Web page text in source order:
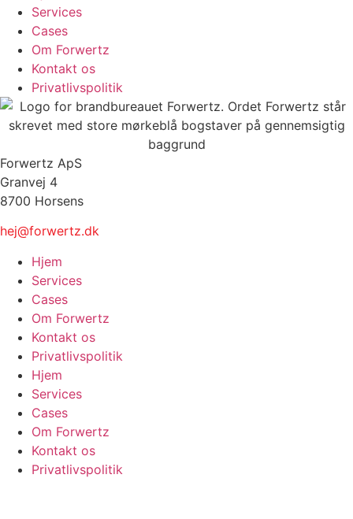
Services
Cases
Om Forwertz
Kontakt os
Privatlivspolitik
Forwertz ApS
Granvej 4
8700 Horsens
hej@forwertz.dk
Hjem
Services
Cases
Om Forwertz
Kontakt os
Privatlivspolitik
Hjem
Services
Cases
Om Forwertz
Kontakt os
Privatlivspolitik